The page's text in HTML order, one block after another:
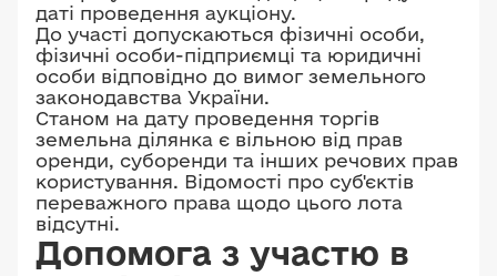
даті проведення аукціону.
До участі допускаються фізичні особи,
фізичні особи-підприємці та юридичні
особи відповідно до вимог земельного
законодавства України.
Станом на дату проведення торгів
земельна ділянка є вільною від прав
оренди, суборенди та інших речових прав
користування. Відомості про суб'єктів
переважного права щодо цього лота
відсутні.
Допомога з участю в